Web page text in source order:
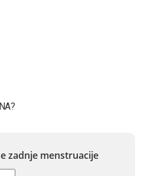
zadnje menstruacije